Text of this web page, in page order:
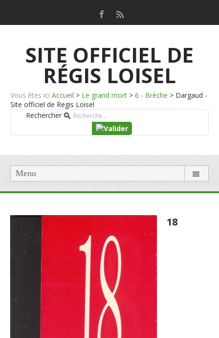
SITE OFFICIEL DE
RÉGIS LOISEL
Vous êtes ici Accueil > Le grand mort > 6 - Brèche > Dargaud -
Site officiel de Regis Loisel
Rechercher
Menu
18